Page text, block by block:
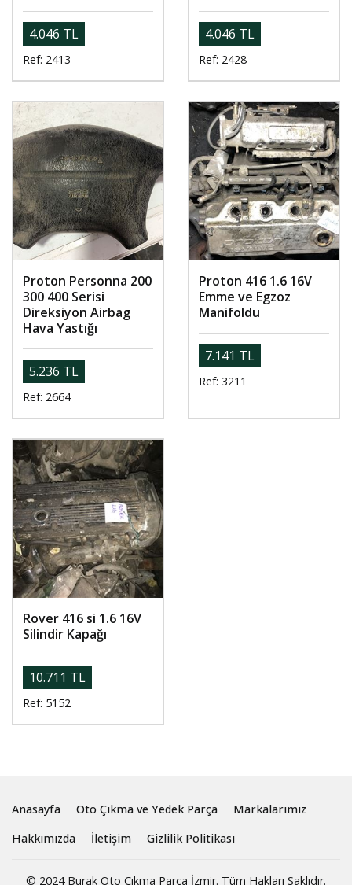
4.046 TL
Ref: 2413
4.046 TL
Ref: 2428
Proton Personna 200
300 400 Serisi
Direksiyon Airbag
Hava Yastığı
5.236 TL
Ref: 2664
Proton 416 1.6 16V
Emme ve Egzoz
Manifoldu
7.141 TL
Ref: 3211
Rover 416 si 1.6 16V
Silindir Kapağı
10.711 TL
Ref: 5152
Anasayfa Oto Çıkma ve Yedek Parça
Markalarımız
Hakkımızda
İletişim Gizlilik Politikası
© 2024 Burak Oto Çıkma Parça İzmir. Tüm Hakları Saklıdır.